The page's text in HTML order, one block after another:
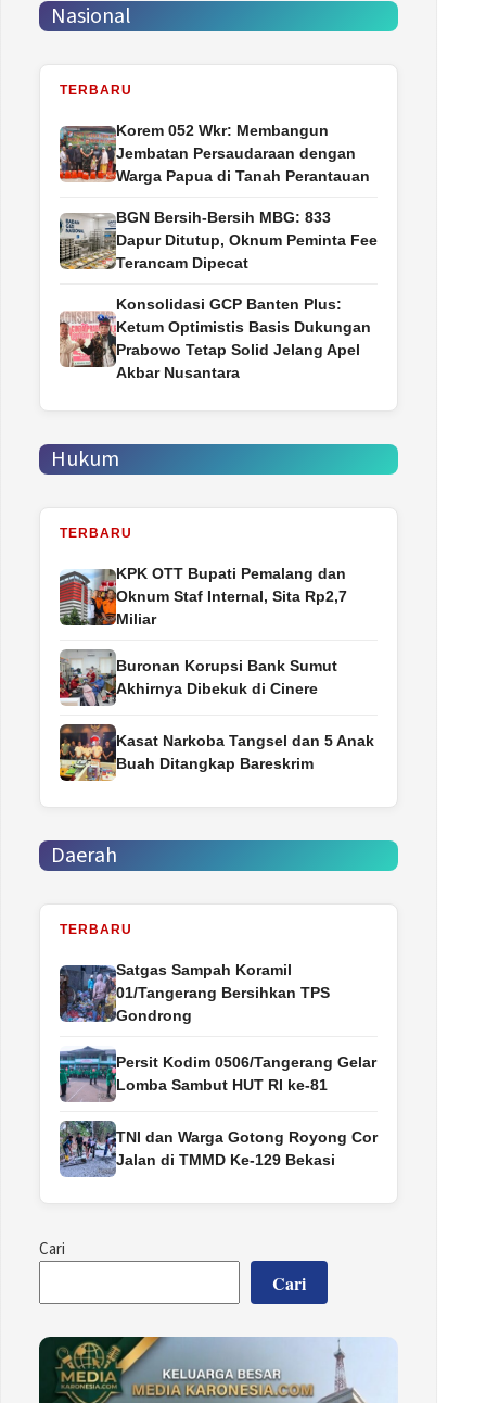
Nasional
TERBARU
Korem 052 Wkr: Membangun
Jembatan Persaudaraan dengan
Warga Papua di Tanah Perantauan
BGN Bersih-Bersih MBG: 833
Dapur Ditutup, Oknum Peminta Fee
Terancam Dipecat
Konsolidasi GCP Banten Plus:
Ketum Optimistis Basis Dukungan
Prabowo Tetap Solid Jelang Apel
Akbar Nusantara
Hukum
TERBARU
‎KPK OTT Bupati Pemalang dan
Oknum Staf Internal, Sita Rp2,7
Miliar
Buronan Korupsi Bank Sumut
Akhirnya Dibekuk di Cinere
Kasat Narkoba Tangsel dan 5 Anak
Buah Ditangkap Bareskrim
Daerah
TERBARU
Satgas Sampah Koramil
01/Tangerang Bersihkan TPS
Gondrong
Persit Kodim 0506/Tangerang Gelar
Lomba Sambut HUT RI ke-81
TNI dan Warga Gotong Royong Cor
Jalan di TMMD Ke-129 Bekasi
Cari
Cari